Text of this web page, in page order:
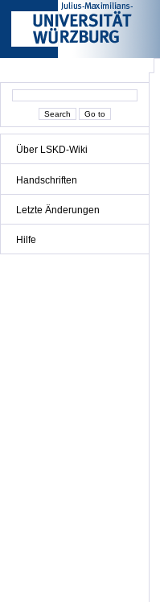
Über LSKD-Wiki
Handschriften
Letzte Änderungen
Hilfe